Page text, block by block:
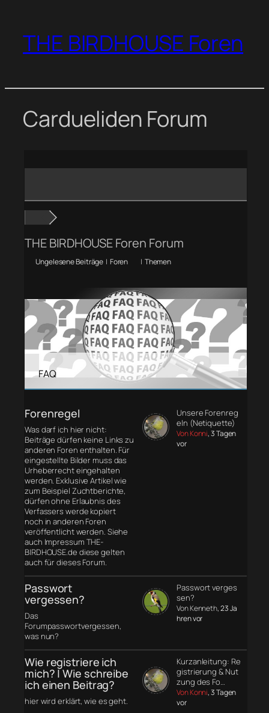
springen
THE BIRDHOUSE Foren
Cardueliden Forum
THE BIRDHOUSE Foren Forum
Ungelesene Beiträge | Foren | Themen
FAQ
Forenregel
Was darf ich hier nicht:
Beiträge dürfen keine Links zu
anderen Foren enthalten. Für
eingestellte Bilder muss das
Urheberrecht eingehalten
werden. Exklusive Artikel wie
zum Beispiel Zuchtberichte,
dürfen ohne Erlaubnis des
Verfassers werde kopiert
noch in anderen Foren
veröffentlicht werden. Siehe
auch Impressum THE-
BIRDHOUSE.de diese gelten
auch für dieses Forum.
Unsere Forenreg
eln (Netiquette)
Von Konni, 3 Tagen
vor
Passwort
vergessen?
Das
Forumpasswortvergessen,
was nun?
Passwort verges
sen?
Von Kenneth, 23 Ja
hren vor
Wie registriere ich
mich? | Wie schreibe
ich einen Beitrag?
hier wird erklärt, wie es geht.
Kurzanleitung: Re
gistrierung & Nut
zung des Fo…
Von Konni, 3 Tagen
vor